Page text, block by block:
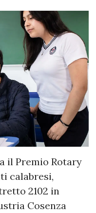
il Premio Rotary
calabresi,
2102 in
Cosenza